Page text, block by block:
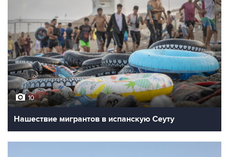
10
Нашествие мигрантов в испанскую Сеуту